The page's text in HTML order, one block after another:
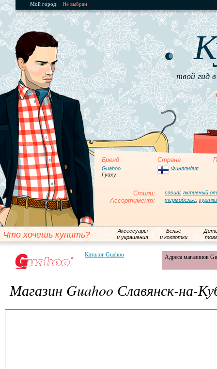
Мой город: Не выбран
твой гид
Бренд Страна
Guahoo
Гуаху
Финляндия
Стили: casual, активный
Ассортимент: термобельё куртки
Что хочешь купить?
Аксессуары
и украшения
Бельё
и колготки
Каталог Guahoo Адреса магазинов
Магазин Guahoo Славянск-на-